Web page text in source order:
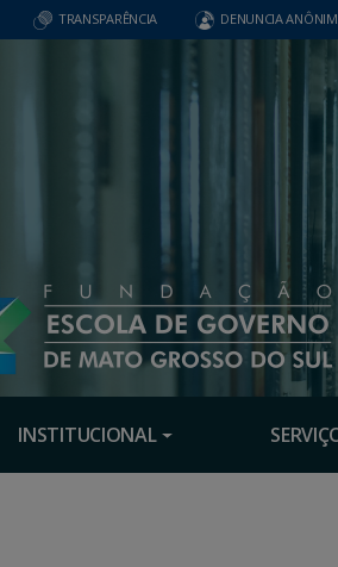
TRANSPARÊNCIA DENUNCIA
INSTITUCIONAL